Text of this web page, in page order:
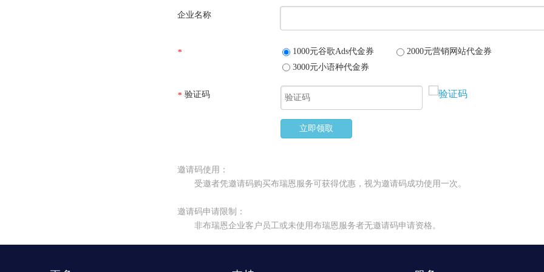
企业名称
* 1000元谷歌Ads代金券
2000元营销网站代金券
3000元小语种代金券
* 验证码
立即领取
邀请码使用：
受邀者凭邀请码购买布瑞恩服务可获得优惠，视为邀请码成功使用一次。
邀请码申请限制：
非布瑞恩企业客户员工或未使用布瑞恩服务者无邀请码申请资格。